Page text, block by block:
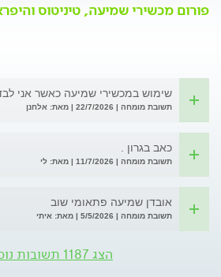
פורום מכשירי שמיעה, טיניטוס
שימוש במכשירי שמיעה כאשר אני
תשובת מומחה | 22/7/2026 | מאת: אלחנן
כאב בגרון .
תשובת מומחה | 11/7/2026 | מאת: לי
אובדן שמיעה פתאומי שוב
תשובת מומחה | 5/5/2026 | מאת: איתי
הצג 1187 תשובות נוספות